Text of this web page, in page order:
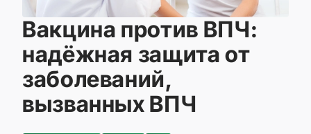
Вакцина против ВПЧ:
надёжная защита от
заболеваний,
вызванных ВПЧ